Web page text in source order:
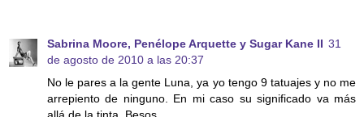
Sabrina Moore, Penélope Arquette y Sugar Kane II 31
de agosto de 2010 a las 20:37
No le pares a la gente Luna, ya yo tengo 9 tatuajes y no me
arrepiento de ninguno. En mi caso su significado va más
allá de la tinta. Besos.